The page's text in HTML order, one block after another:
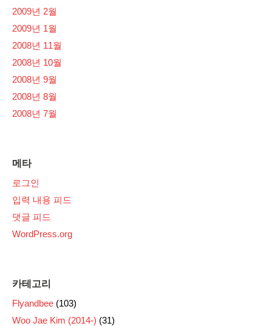
2009년 2월
2009년 1월
2008년 11월
2008년 10월
2008년 9월
2008년 8월
2008년 7월
메타
로그인
입력 내용 피드
댓글 피드
WordPress.org
카테고리
Flyandbee (103)
Woo Jae Kim (2014-) (31)